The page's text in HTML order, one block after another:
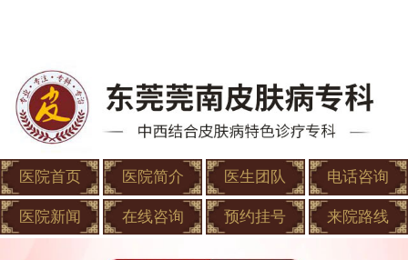
医院首页 医院简介 医生团队 电话咨询
医院新闻 在线咨询 预约挂号 来院路线